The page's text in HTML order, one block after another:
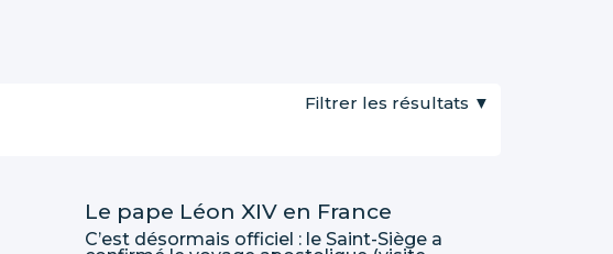
Filtrer les résultats
Le pape Léon XIV en France
C’est désormais officiel : le Saint-Siège a